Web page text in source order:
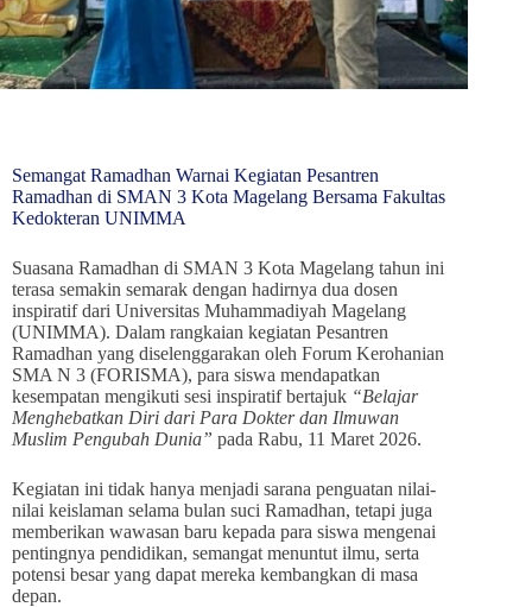
Semangat Ramadhan Warnai Kegiatan Pesantren
Ramadhan di SMAN 3 Kota Magelang Bersama Fakultas
Kedokteran UNIMMA
Suasana Ramadhan di SMAN 3 Kota Magelang tahun ini
terasa semakin semarak dengan hadirnya dua dosen
inspiratif dari Universitas Muhammadiyah Magelang
(UNIMMA). Dalam rangkaian kegiatan Pesantren
Ramadhan yang diselenggarakan oleh Forum Kerohanian
SMA N 3 (FORISMA), para siswa mendapatkan
kesempatan mengikuti sesi inspiratif bertajuk “Belajar
Menghebatkan Diri dari Para Dokter dan Ilmuwan
Muslim Pengubah Dunia” pada Rabu, 11 Maret 2026.
Kegiatan ini tidak hanya menjadi sarana penguatan nilai-
nilai keislaman selama bulan suci Ramadhan, tetapi juga
memberikan wawasan baru kepada para siswa mengenai
pentingnya pendidikan, semangat menuntut ilmu, serta
potensi besar yang dapat mereka kembangkan di masa
depan.